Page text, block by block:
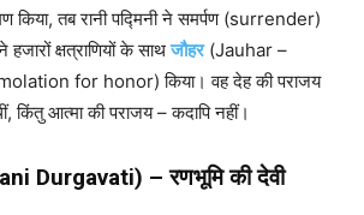
किया, तब रानी पद्मिनी ने समर्पण (surrender)
हजारों क्षत्राणियों के साथजौहर (Jauhar –
for honor) किया। वह देह की पराजय
किंतु आत्मा की पराजय – कदापि नहीं।
Durgavati) – रणभूमि की देवी